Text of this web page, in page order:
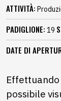
ATTIVITÀ:
PADIGLIONE: 19
DATE DI
possibile